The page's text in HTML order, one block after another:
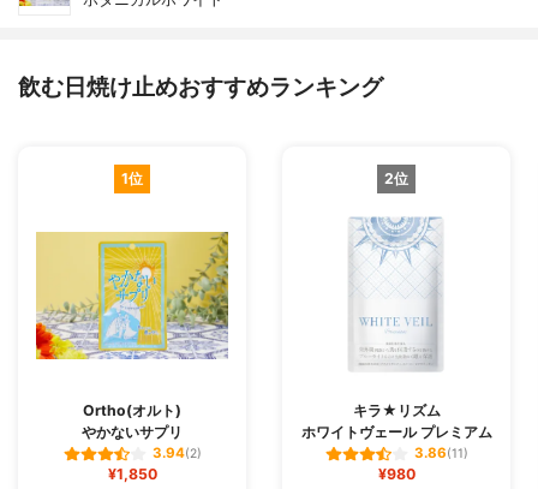
飲む日焼け止めおすすめランキング
1位
Ortho(オルト)
やかないサプリ
3.94(2)
¥1,850
2位
キラ★リズム
ホワイトヴェール プレミアム
3.86(11)
¥980